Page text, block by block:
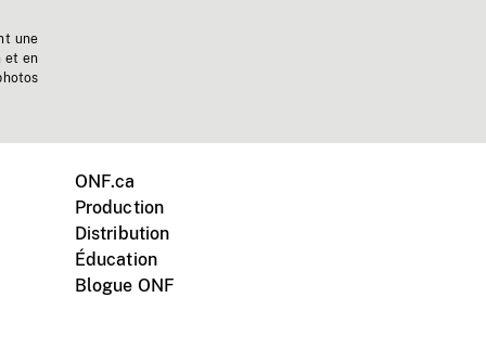
une
et en
ONF.ca
Production
Distribution
Éducation
Blogue ONF